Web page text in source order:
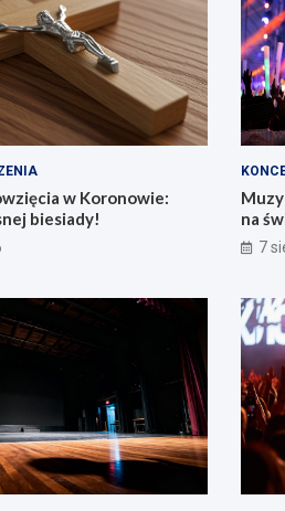
w Koronowie:
biesiady!
na
7